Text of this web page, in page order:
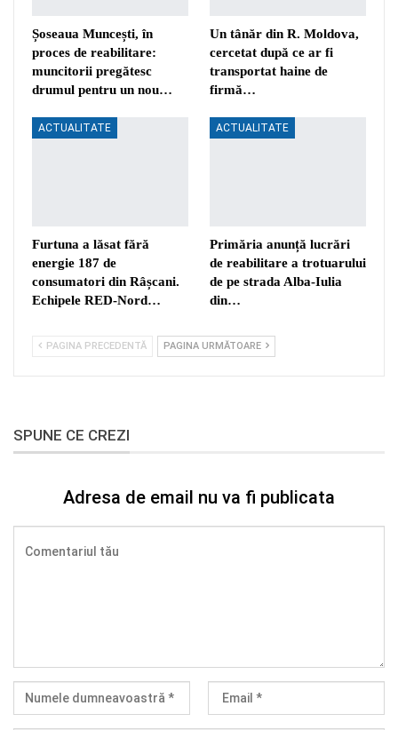
Șoseaua Muncești, în
proces de reabilitare:
muncitorii pregătesc
drumul pentru un nou…
Un tânăr din R. Moldova,
cercetat după ce ar fi
transportat haine de
firmă…
ACTUALITATE
Furtuna a lăsat fără
energie 187 de
consumatori din Râșcani.
Echipele RED-Nord…
ACTUALITATE
Primăria anunță lucrări
de reabilitare a trotuarului
de pe strada Alba-Iulia
din…
PAGINA PRECEDENTĂ PAGINA URMĂTOARE
SPUNE CE CREZI
Adresa de email nu va fi publicata